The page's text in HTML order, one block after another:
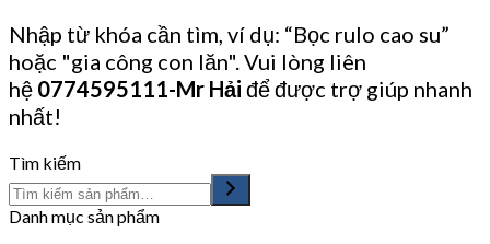
Nhập từ khóa cần tìm, ví dụ: “Bọc rulo cao su”
hoặc "gia công con lăn". Vui lòng liên
hệ 0774595111-Mr Hải để được trợ giúp nhanh
nhất!
Tìm kiếm
Danh mục sản phẩm